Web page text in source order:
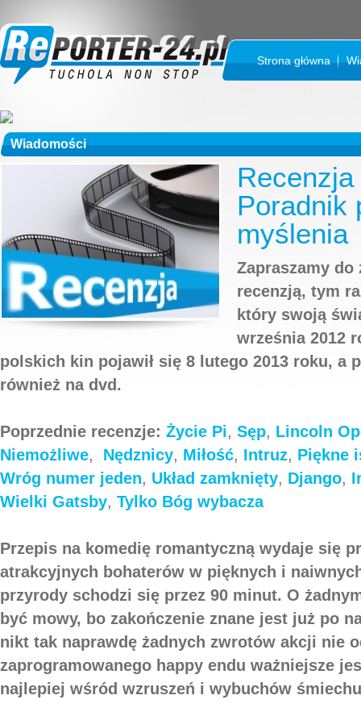
Strona główna
Wiadomości
Poradnik
myślenia
Zapraszamy do
recenzją, tym
który swoją
września 2012
polskich kin pojawił się 8 lutego 2013 roku, a
również na dvd.
Poprzednie recenzje: Życie Pi, Sęp, Lincoln
Niemożliwe, Nędznicy, Miłość, Intruz, Piękne
Wróg numer jeden, Układ zamknięty, Django,
Wielki Gatsby, Tylko Bóg wybacza
Przepis na komedię romantyczną wydaje się
atrakcyjnych bohaterów w pięknych i
przyrody schodzi się przez 90 minut. O
być mowy, bo zakończenie znane jest już po
nikt tak naprawdę żadnych zwrotów akcji nie
zaprogramowanego happy endu ważniejsze
najlepiej wśród wzruszeń i wybuchów